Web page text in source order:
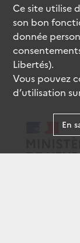
Ce site utilise
son bon
donnée
Libertés).
Vous pouvez
d’utilisation
En